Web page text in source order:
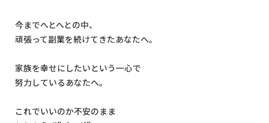
今までへとへとの中、
頑張って副業を続けてきたあなたへ。
家族を幸せにしたいという一心で
努力しているあなたへ。
これでいいのか不安のまま